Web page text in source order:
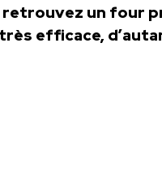
retrouvez un four
efficace,